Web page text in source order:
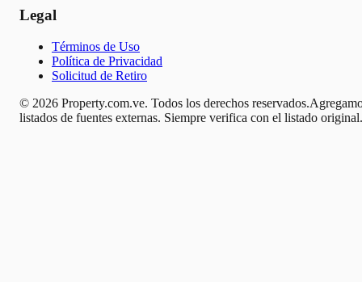
Legal
Términos de Uso
Política de Privacidad
Solicitud de Retiro
© 2026 Property.com.ve. Todos los derechos reservados.
listados de fuentes externas. Siempre verifica con el listado original.